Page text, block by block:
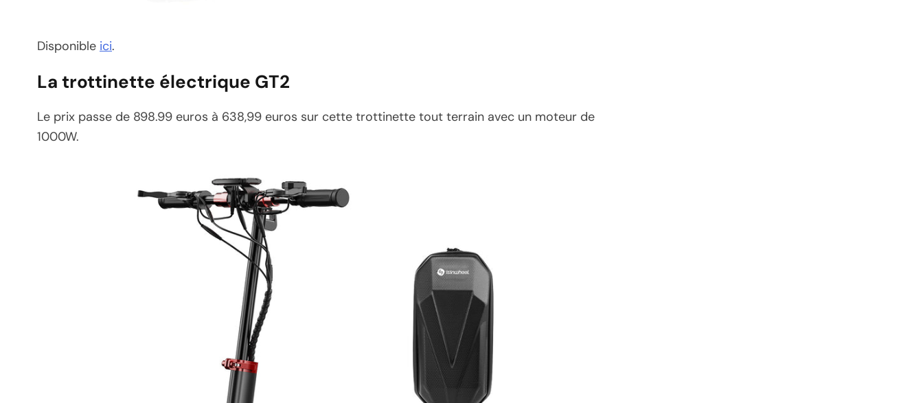
Disponible ici.
La trottinette électrique GT2
Le prix passe de 898.99 euros à 638,99 euros sur cette trottinette tout terrain avec un moteur de
1000W.